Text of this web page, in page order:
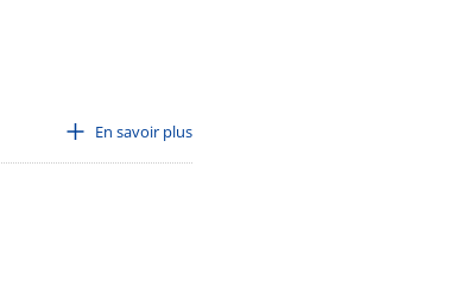
Under 75 ppm / Brass
En savoir plus